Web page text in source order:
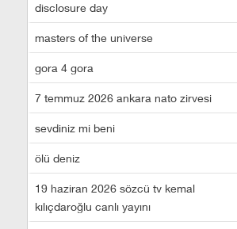
disclosure day
masters of the universe
gora 4 gora
7 temmuz 2026 ankara nato zirvesi
sevdiniz mi beni
ölü deniz
19 haziran 2026 sözcü tv kemal
kılıçdaroğlu canlı yayını